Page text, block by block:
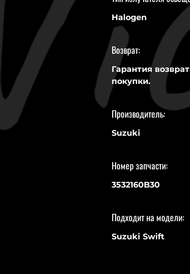
Halogen
Возврат:
Гарантия
покупки.
Производитель:
Suzuki
Номер запчасти:
3532160B30
Подходит на модели:
Suzuki Swift